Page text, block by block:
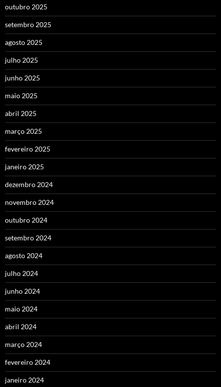
outubro 2025
setembro 2025
agosto 2025
julho 2025
junho 2025
maio 2025
abril 2025
março 2025
fevereiro 2025
janeiro 2025
dezembro 2024
novembro 2024
outubro 2024
setembro 2024
agosto 2024
julho 2024
junho 2024
maio 2024
abril 2024
março 2024
fevereiro 2024
janeiro 2024